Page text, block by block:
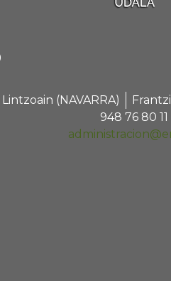
(NAVARRA)
948 76 80 11